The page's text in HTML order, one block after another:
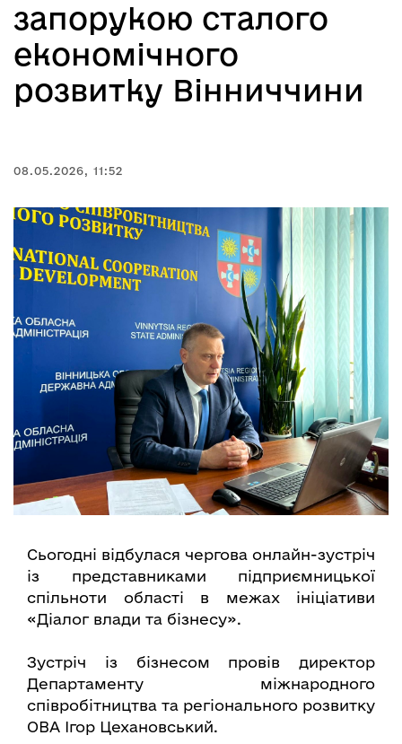
запорукою сталого
економічного
розвитку Вінниччини
08.05.2026, 11:52
Сьогодні відбулася чергова онлайн-зустріч
із представниками підприємницької
спільноти області в межах ініціативи
«Діалог влади та бізнесу».
Зустріч із бізнесом провів директор
Департаменту міжнародного
співробітництва та регіонального розвитку
ОВА Ігор Цехановський.